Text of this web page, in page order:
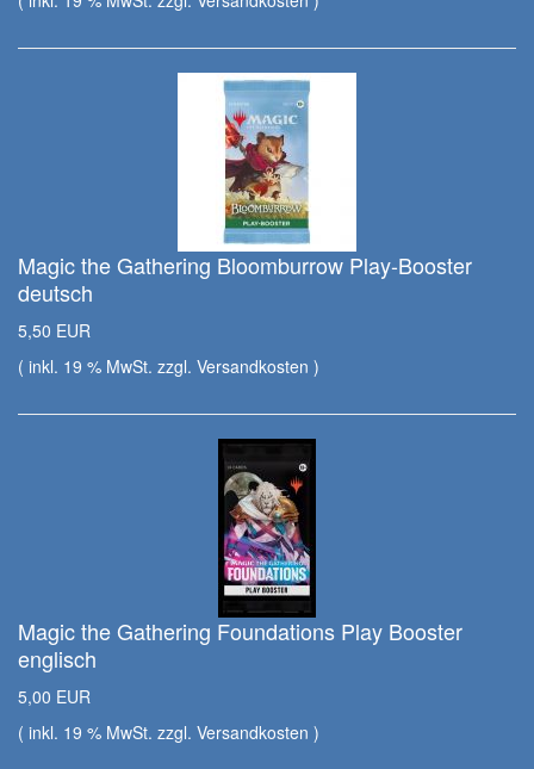
Magic the Gathering Bloomburrow Play-Booster
deutsch
5,50 EUR
( inkl. 19 % MwSt. zzgl. Versandkosten )
Magic the Gathering Foundations Play Booster
englisch
5,00 EUR
( inkl. 19 % MwSt. zzgl. Versandkosten )